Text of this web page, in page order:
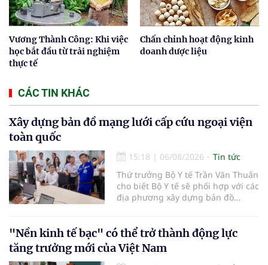
Vương Thành Công: Khi việc
học bắt đầu từ trải nghiệm
thực tế
Chấn chỉnh hoạt động kinh
doanh dược liệu
CÁC TIN KHÁC
Xây dựng bản đồ mạng lưới cấp cứu ngoại viện
toàn quốc
15:18 | 06/08/2026
Tin tức
Thứ trưởng Bộ Y tế Trần Văn Thuấn
cho biết Bộ Y tế sẽ phối hợp với các
địa phương xây dựng bản đồ
thiện cơ chế tài chính và đa dạng
hóa phương tiện nhằm nâng cao
năng lực cấp cứu trước viện trên
"Nền kinh tế bạc" có thể trở thành động lực
tăng trưởng mới của Việt Nam